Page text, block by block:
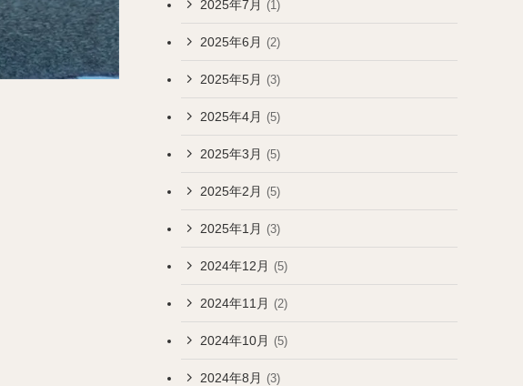
2025年7月 (1)
2025年6月 (2)
2025年5月 (3)
2025年4月 (5)
2025年3月 (5)
2025年2月 (5)
2025年1月 (3)
2024年12月 (5)
2024年11月 (2)
2024年10月 (5)
2024年8月 (3)